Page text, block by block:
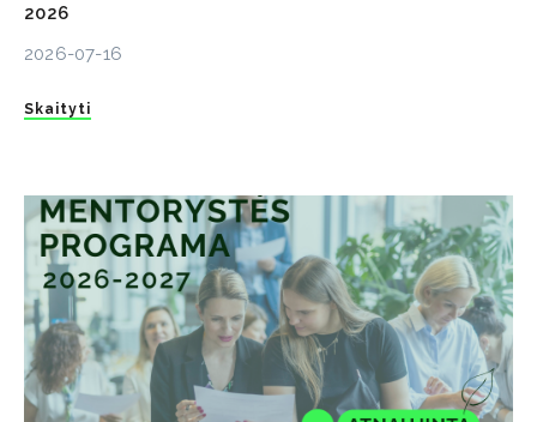
2026
2026-07-16
Skaityti